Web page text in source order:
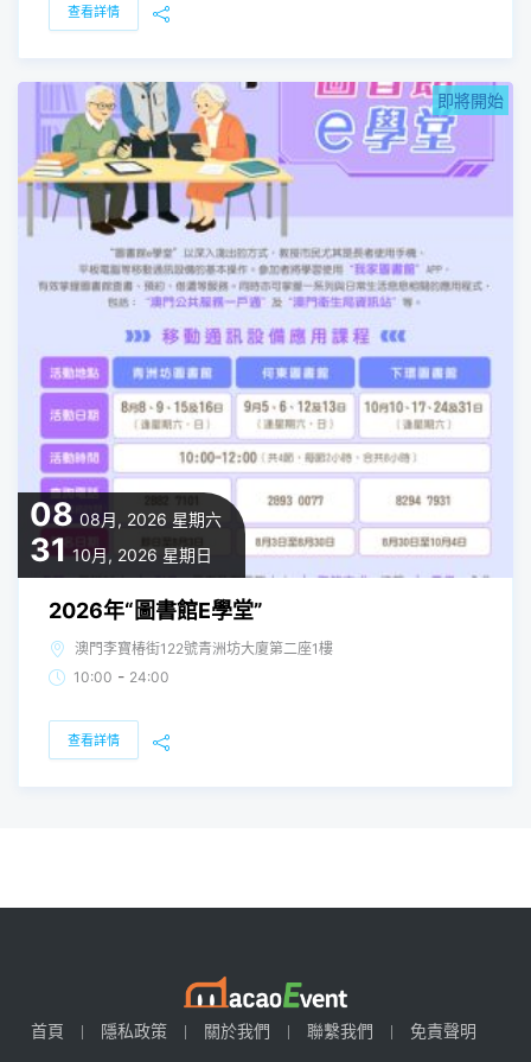
查看詳情
08 08月, 2026 星期六
31 10月, 2026 星期日
即將開始
2026年“圖書館E學堂”
澳門李寶椿街122號青洲坊大廈第二座1樓
10:00 - 24:00
查看詳情
首頁 隱私政策 關於我們 聯繫我們
免責聲明